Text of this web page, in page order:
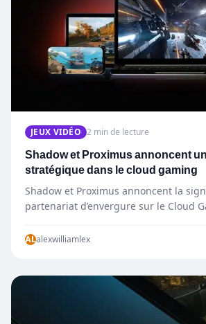
JEUX VIDÉO 2 min de lecture
Shadow et Proximus annoncent
stratégique dans le cloud gaming
Shadow et Proximus annoncent la
partenariat d’envergure sur le Cloud
ALalexwilliamlex